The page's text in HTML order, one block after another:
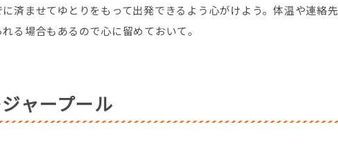
済ませてゆとりをもって出発できるよう心がけよう。体温や連絡先
る場合もあるので心に留めておいて。
ャープール